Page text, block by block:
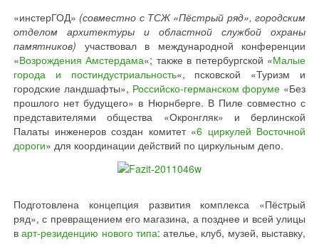
«инстерГОД» (совместно с ТСЖ «Пёстрый ряд», городским
отделом архитектуры и областной службой охраны
памятников) участвовал в международной конференции
«Возрождения Амстердама«; также в петербургской «Малые
города и постиндустриальность«, псковской «Туризм и
городские ландшафты», Российско-германском форуме «Без
прошлого нет будущего» в Нюрнберге. В Пиле совместно с
представителями общества «Окронгляк» и берлинской
Палаты инженеров создан комитет «6 циркулей Восточной
дороги» для координации действий по циркульным депо.
Подготовлена концепция развития комплекса «Пёстрый
ряд», с превращением его магазина, а позднее и всей улицы
варт-резиденцию нового типа: ателье, клуб, музей, выставку,